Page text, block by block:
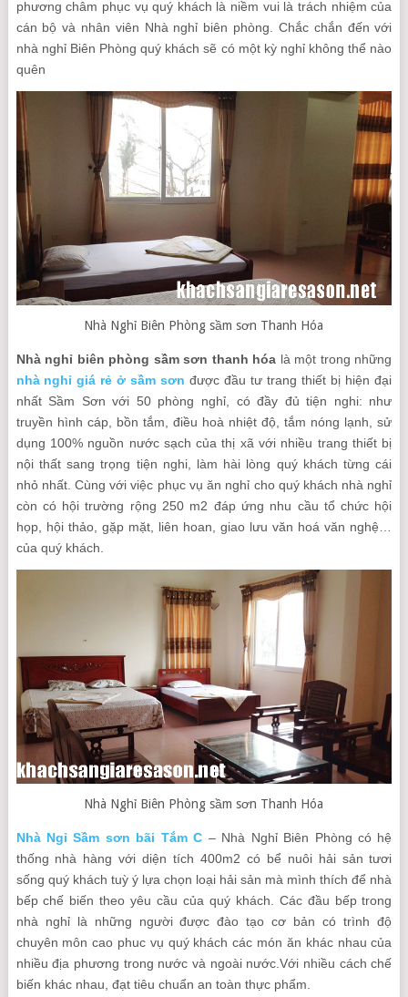
phương châm phục vụ quý khách là niềm vui là trách nhiệm của
cán bộ và nhân viên Nhà nghỉ biên phòng. Chắc chắn đến với
nhà nghỉ Biên Phòng quý khách sẽ có một kỳ nghỉ không thể nào
quên
Nhà Nghỉ Biên Phòng sầm sơn Thanh Hóa
Nhà nghỉ biên phòng sầm sơn thanh hóa là một trong những
nhà nghỉ giá rẻ ở sầm sơn được đầu tư trang thiết bị hiện đại
nhất Sầm Sơn với 50 phòng nghỉ, có đầy đủ tiện nghi: như
truyền hình cáp, bồn tắm, điều hoà nhiệt độ, tắm nóng lạnh, sử
dụng 100% nguồn nước sạch của thị xã với nhiều trang thiết bị
nội thất sang trọng tiện nghi, làm hài lòng quý khách từng cái
nhỏ nhất. Cùng với việc phục vụ ăn nghỉ cho quý khách nhà nghỉ
còn có hội trường rộng 250 m2 đáp ứng nhu cầu tổ chức hội
họp, hội thảo, gặp mặt, liên hoan, giao lưu văn hoá văn nghệ…
của quý khách.
Nhà Nghỉ Biên Phòng sầm sơn Thanh Hóa
Nhà Ngỉ Sầm sơn bãi Tắm C – Nhà Nghỉ Biên Phòng có hệ
thống nhà hàng với diện tích 400m2 có bể nuôi hải sản tươi
sống quý khách tuỳ ý lựa chọn loại hải sản mà mình thích để nhà
bếp chế biến theo yêu cầu của quý khách. Các đầu bếp trong
nhà nghỉ là những người được đào tạo cơ bản có trình độ
chuyên môn cao phuc vụ quý khách các món ăn khác nhau của
nhiều địa phương trong nước và ngoài nước.Với nhiều cách chế
biến khác nhau, đạt tiêu chuẩn an toàn thực phẩm.